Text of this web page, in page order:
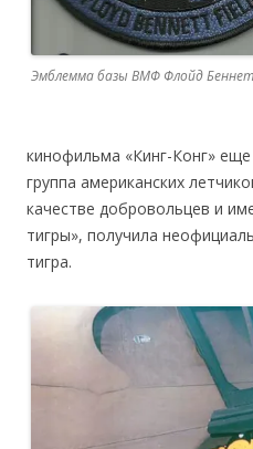
Эмблемма базы ВМФ Флойд
кинофильма «Кинг-Конг»
группа американских
качестве добровольцев и
тигры», получила
тигра.